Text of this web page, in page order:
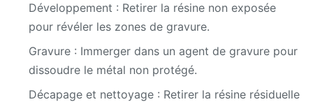
ALUMINIUM
Préparation
du matériau
: Nettoyer
et
dégraisser
700 mm x
2000 mm
Développement : Retirer la résine non exposée
pour révéler les zones de gravure.
Gravure : Immerger dans un agent de gravure pour
dissoudre le métal non protégé.
Décapage et nettoyage : Retirer la résine résiduelle